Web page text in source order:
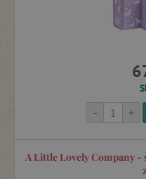
Potřeby pro nejmenší
+
-
A Little Lovely Company -